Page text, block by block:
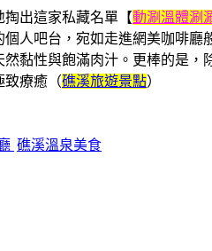
出這家私藏名單【動涮溫體涮
人吧台，宛如走進網美咖啡
黏性與飽滿肉汁。更棒的是，
致療癒（礁溪旅遊景點）
礁溪溫泉美食